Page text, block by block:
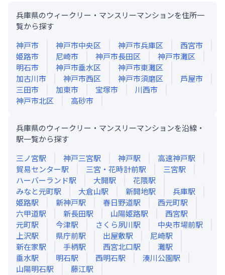
兵庫県のウィークリー・マンスリーマンションを住所一
覧から探す
神戸市
神戸市中央区 神戸市兵庫区
西宮市
姫路市
尼崎市 神戸市長田区
神戸市灘区
明石市
神戸市垂水区
神戸市東灘区
加古川市
神戸市西区 神戸市須磨区
芦屋市
三田市
加東市 宝塚市
川西市
神戸市北区
高砂市
兵庫県のウィークリー・マンスリーマンションを沿線・
駅一覧から探す
三ノ宮駅 神戸三宮駅 神戸駅 高速神戸駅
貿易センター駅 三宮・花時計前駅 三宮駅
ハーバーランド駅 大開駅 花隈駅
みなと元町駅 大倉山駅 新開地駅 兵庫駅
姫路駅 新神戸駅 春日野道駅 西元町駅
六甲道駅 新長田駅 山陽姫路駅 西宮駅
元町駅 今津駅 さくら夙川駅 中央市場前駅
上沢駅 県庁前駅 出屋敷駅 尼崎駅
新在家駅 手柄駅 西宮北口駅 灘駅
垂水駅 明石駅 西明石駅 湊川公園駅
山陽明石駅 藤江駅